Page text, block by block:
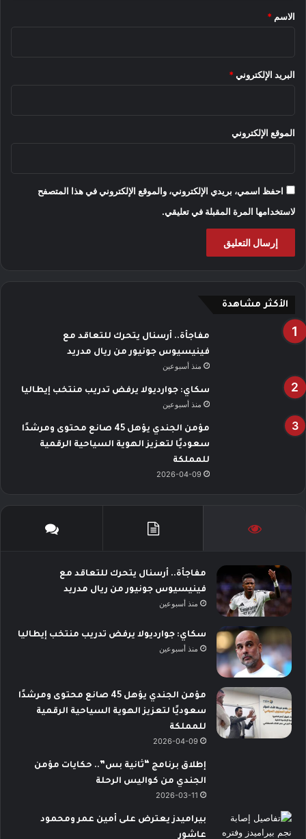
*
الاسم *
البريد الإلكتروني *
الموقع الإلكتروني
احفظ اسمي، بريدي الإلكتروني، والموقع الإلكتروني في هذا المتصفح
لاستخدامها المرة المقبلة في تعليقي.
الأكثر مشاهدة
مفاجأة.. أرسنال يتحرك للتعاقد مع
فينيسيوس جونيور من ريال مدريد
منذ أسبوعين
سكاي: جوارديولا يرفض تدريب منتخب إيطاليا
منذ أسبوعين
مؤمن الجندي يؤهل 45 صانع محتوى ومرشدًا
سعوديًا لتعزيز الهوية السياحية الرقمية
للمملكة
2026-04-09
مفاجأة.. أرسنال يتحرك للتعاقد مع
فينيسيوس جونيور من ريال مدريد
منذ أسبوعين
سكاي: جوارديولا يرفض تدريب منتخب إيطاليا
منذ أسبوعين
مؤمن الجندي يؤهل 45 صانع محتوى ومرشدًا
سعوديًا لتعزيز الهوية السياحية الرقمية
للمملكة
2026-04-09
إطلاق برنامج “ثانية بس”.. حكايات مؤمن
الجندي من كواليس الرحلة
2026-03-11
بيراميدز يعترض على أمين عمر ومحمود
عاشور